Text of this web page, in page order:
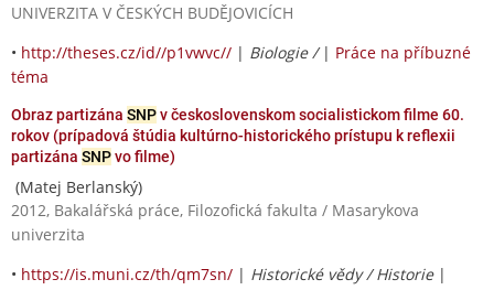
UNIVERZITA V ČESKÝCH BUDĚJOVICÍCH
• http://theses.cz/id//p1vwvc// | Biologie / | Práce na příbuzné
téma
Obraz partizána SNPv československom socialistickom filme 60.
rokov (prípadová štúdia kultúrno-historického prístupu k reflexii
partizána SNPvo filme)
(Matej Berlanský)
2012, Bakalářská práce, Filozofická fakulta / Masarykova
univerzita
• https://is.muni.cz/th/qm7sn/ | Historické vědy / Historie|